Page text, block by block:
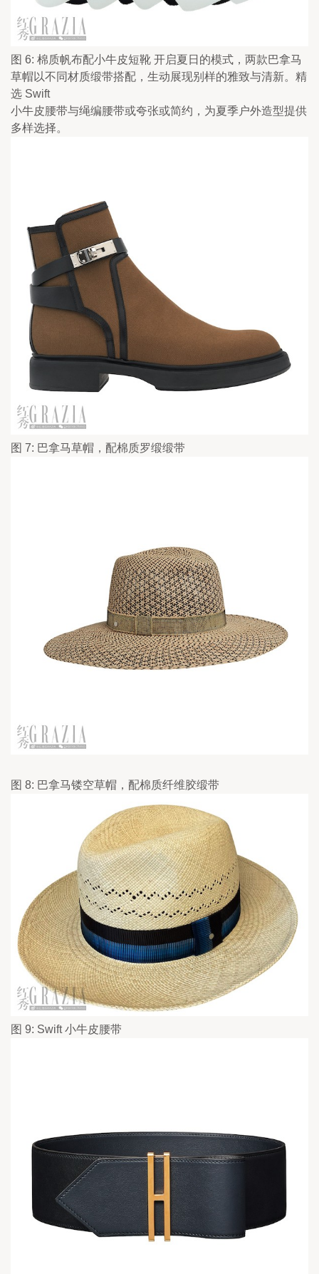
图 6: 棉质帆布配小牛皮短靴 开启夏日的模式，两款巴拿马
草帽以不同材质缎带搭配，生动展现别样的雅致与清新。精
选 Swift
小牛皮腰带与绳编腰带或夸张或简约，为夏季户外造型提供
多样选择。
图 7: 巴拿马草帽，配棉质罗缎缎带
图 8: 巴拿马镂空草帽，配棉质纤维胶缎带
图 9: Swift 小牛皮腰带